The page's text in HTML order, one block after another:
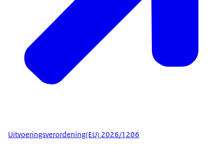
Uitvoeringsverordening(EU) 2026/1206